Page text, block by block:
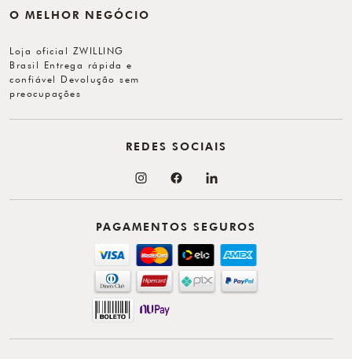
O MELHOR NEGÓCIO
Loja oficial ZWILLING
Brasil Entrega rápida e
confiável Devolução sem
preocupações
PAGAMENTOS SEGUROS
REDES SOCIAIS